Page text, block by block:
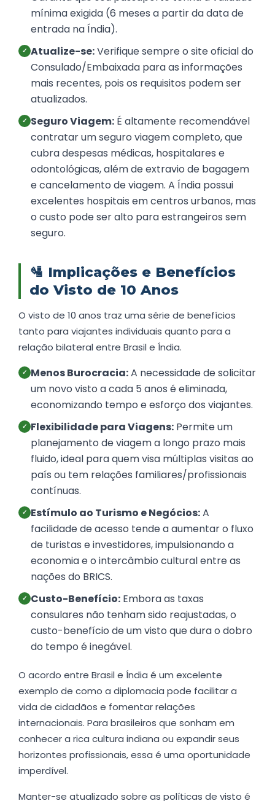
mínima exigida (6 meses a partir da data de
entrada na Índia).
✓ Atualize-se:Verifique sempre o site oficial do
Consulado/Embaixada para as informações
mais recentes, pois os requisitos podem ser
atualizados.
✓ Seguro Viagem: É altamente recomendável
contratar um seguro viagem completo, que
cubra despesas médicas, hospitalares e
odontológicas, além de extravio de bagagem
e cancelamento de viagem. A Índia possui
excelentes hospitais em centros urbanos, mas
o custo pode ser alto para estrangeiros sem
seguro.
🛂 Implicações e Benefícios
do Visto de 10 Anos
O visto de 10 anos traz uma série de benefícios
tanto para viajantes individuais quanto para a
relação bilateral entre Brasil e Índia.
✓ Menos Burocracia:A necessidade de solicitar
um novo visto a cada 5 anos é eliminada,
economizando tempo e esforço dos viajantes.
✓ Flexibilidade para Viagens: Permite um
planejamento de viagem a longo prazo mais
fluido, ideal para quem visa múltiplas visitas ao
país ou tem relações familiares/profissionais
contínuas.
✓ Estímulo ao Turismo e Negócios:A
facilidade de acesso tende a aumentar o fluxo
de turistas e investidores, impulsionando a
economia e o intercâmbio cultural entre as
nações do BRICS.
✓ Custo-Benefício: Embora as taxas
consulares não tenham sido reajustadas, o
custo-benefício de um visto que dura o dobro
do tempo é inegável.
O acordo entre Brasil e Índia é um excelente
exemplo de como a diplomacia pode facilitar a
vida de cidadãos e fomentar relações
internacionais. Para brasileiros que sonham em
conhecer a rica cultura indiana ou expandir seus
horizontes profissionais, essa é uma oportunidade
imperdível.
Manter-se atualizado sobre as políticas de visto é